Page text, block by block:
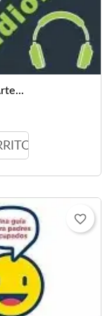
favorite_border